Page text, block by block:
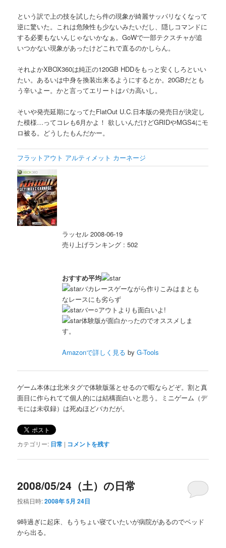
という訳で上の技を試したら件の現象が綺麗サッパリなくなって
逆に驚いた。これは危険性も少ないみたいだし、隠しコマンドに
する必要もないんじゃないかなぁ。GoWで一部テクスチャが追
いつかない現象があったけどこれで直るのかしらん。
それよかXBOX360は純正の120GB HDDをもっと安くしろといい
たい。あるいは中身を換装出来るようにするとか。20GBだとも
う辛いよー。かと言ってエリートはバカ高いし。
そいや発売延期になってたFlatOut U.C.日本版の発売日が決定し
た模様…ってコレも6月かよ！ 欲しいんだけどGRIDやMGS4にモ
ロ被る。どうしたもんだかー。
フラットアウト アルティメット カーネージ
ラッセル 2008-06-19
売り上げランキング : 502
おすすめ平均
バカレースゲーながら作りこみはまとも
なレースにも劣らず
バー○アウトよりも面白いよ!
体験版が面白かったのでオススメしま
す。
Amazonで詳しく見る byG-Tools
ゲーム本体は北米タグで体験版落とせるので暇ならどぞ。割と真
面目に作られてて個人的には結構面白いと思う。ミニゲーム（デ
モには未収録）は死ぬほどバカだが。
カテゴリー: 日常 | コメントを残す
2008/05/24（土）の日常
投稿日時:2008年 5月 24日
9時過ぎに起床、もうちょい寝ていたいが病院があるのでベッド
から出る。